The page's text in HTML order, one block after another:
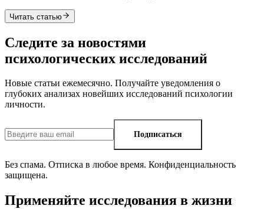
Читать статью
Следите за новостями
психологических исследований
Новые статьи ежемесячно. Получайте уведомления о
глубоких анализах новейших исследований психологии
личности.
Подписаться
Без спама. Отписка в любое время. Конфиденциальность
защищена.
Применяйте исследования в жизни